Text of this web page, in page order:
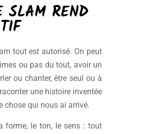
REND
tout est autorisé. On peut
ou pas du tout, avoir un
ou chanter, être seul ou à
une histoire inventée
chose qui nous ai arrivé.
forme, le ton, le sens : tout